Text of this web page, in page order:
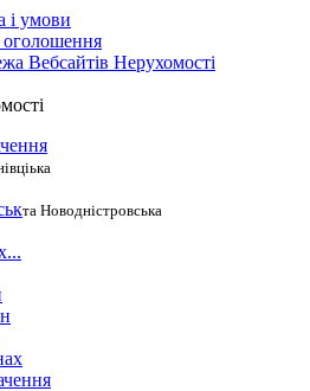
і умови
Вебсайтів Нерухомості
та Новодністровська